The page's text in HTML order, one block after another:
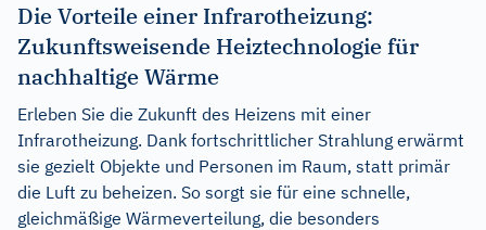
Die Vorteile einer Infrarotheizung:
Zukunftsweisende Heiztechnologie für
nachhaltige Wärme
Erleben Sie die Zukunft des Heizens mit einer
Infrarotheizung. Dank fortschrittlicher Strahlung erwärmt
sie gezielt Objekte und Personen im Raum, statt primär
die Luft zu beheizen. So sorgt sie für eine schnelle,
gleichmäßige Wärmeverteilung, die besonders